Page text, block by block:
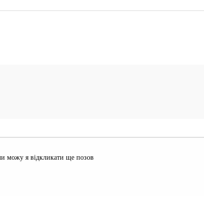
можу я відкликати ще позов